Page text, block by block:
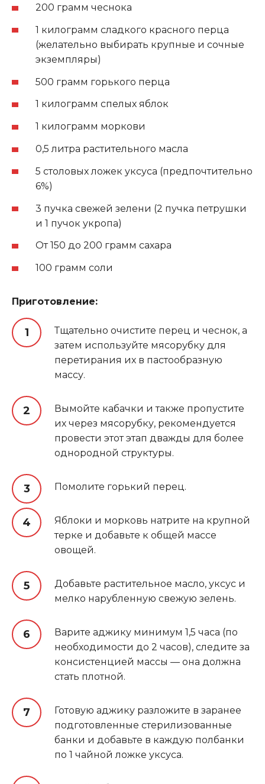
200 грамм чеснока
1 килограмм сладкого красного перца
(желательно выбирать крупные и сочные
экземпляры)
500 грамм горького перца
1 килограмм спелых яблок
1 килограмм моркови
0,5 литра растительного масла
5 столовых ложек уксуса (предпочтительно
6%)
3 пучка свежей зелени (2 пучка петрушки
и 1 пучок укропа)
От 150 до 200 грамм сахара
100 грамм соли
Приготовление:
Тщательно очистите перец и чеснок, а
затем используйте мясорубку для
перетирания их в пастообразную
массу.
Вымойте кабачки и также пропустите
их через мясорубку, рекомендуется
провести этот этап дважды для более
однородной структуры.
Помолите горький перец.
Яблоки и морковь натрите на крупной
терке и добавьте к общей массе
овощей.
Добавьте растительное масло, уксус и
мелко нарубленную свежую зелень.
Варите аджику минимум 1,5 часа (по
необходимости до 2 часов), следите за
консистенцией массы — она должна
стать плотной.
Готовую аджику разложите в заранее
подготовленные стерилизованные
банки и добавьте в каждую полбанки
по 1 чайной ложке уксуса.